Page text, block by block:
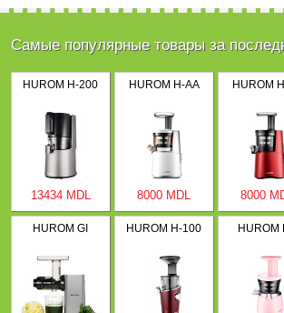
Самые популярные товары за
HUROM H-200
13434 MDL
HUROM H-AA
8000 MDL
HUROM
8000
HUROM GI HUROM H-100 HUROM